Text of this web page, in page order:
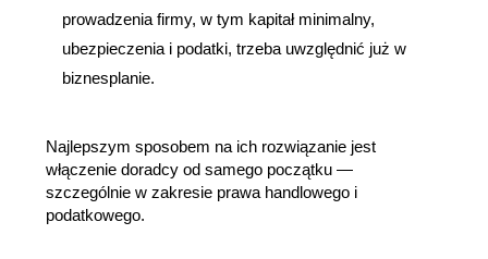
prowadzenia firmy, w tym kapitał minimalny,
ubezpieczenia i podatki, trzeba uwzględnić już w
biznesplanie.
Najlepszym sposobem na ich rozwiązanie jest
włączenie doradcy od samego początku —
szczególnie w zakresie prawa handlowego i
podatkowego.